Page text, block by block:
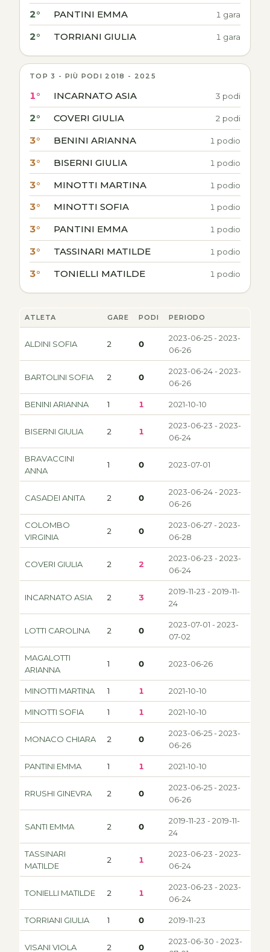
2° PANTINI EMMA 1 gara
2° TORRIANI GIULIA 1 gara
TOP 3 - PIÙ PODI 2018 - 2025
1° INCARNATO ASIA 3 podi
2° COVERI GIULIA 2 podi
3° BENINI ARIANNA 1 podio
3° BISERNI GIULIA 1 podio
3° MINOTTI MARTINA 1 podio
3° MINOTTI SOFIA 1 podio
3° PANTINI EMMA 1 podio
3° TASSINARI MATILDE 1 podio
3° TONIELLI MATILDE 1 podio
ATLETA GARE PODI PERIODO
ALDINI SOFIA 2 0
2023-06-25 - 2023-
06-26
BARTOLINI SOFIA 2 0
2023-06-24 - 2023-
06-26
BENINI ARIANNA 1 1 2021-10-10
BISERNI GIULIA 2 1
2023-06-23 - 2023-
06-24
BRAVACCINI
ANNA
1 0 2023-07-01
CASADEI ANITA 2 0
2023-06-24 - 2023-
06-26
COLOMBO
VIRGINIA
2 0
2023-06-27 - 2023-
06-28
COVERI GIULIA 2 2
2023-06-23 - 2023-
06-24
INCARNATO ASIA 2 3
2019-11-23 - 2019-11-
24
LOTTI CAROLINA 2 0
2023-07-01 - 2023-
07-02
MAGALOTTI
ARIANNA
1 0 2023-06-26
MINOTTI MARTINA 1 1 2021-10-10
MINOTTI SOFIA 1 1 2021-10-10
MONACO CHIARA 2 0
2023-06-25 - 2023-
06-26
PANTINI EMMA 1 1 2021-10-10
RRUSHI GINEVRA 2 0
2023-06-25 - 2023-
06-26
SANTI EMMA 2 0
2019-11-23 - 2019-11-
24
TASSINARI
MATILDE
2 1
2023-06-23 - 2023-
06-24
TONIELLI MATILDE 2 1
2023-06-23 - 2023-
06-24
TORRIANI GIULIA 1 0 2019-11-23
VISANI VIOLA 2 0
2023-06-30 - 2023-